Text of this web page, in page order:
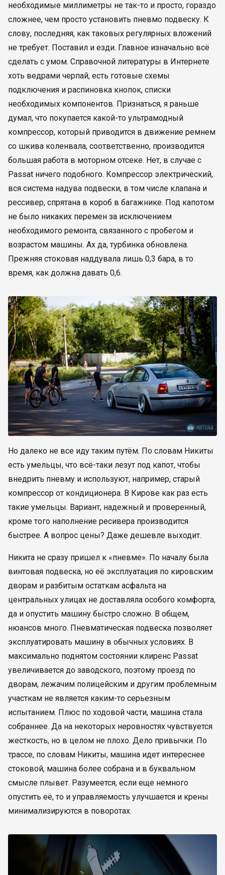
необходимые миллиметры не так-то и просто, гораздо
сложнее, чем просто установить пневмо подвеску. К
слову, последняя, как таковых регулярных вложений
не требует. Поставил и езди. Главное изначально всё
сделать с умом. Справочной литературы в Интернете
хоть ведрами черпай, есть готовые схемы
подключения и распиновка кнопок, списки
необходимых компонентов. Признаться, я раньше
думал, что покупается какой-то ультрамодный
компрессор, который приводится в движение ремнем
со шкива коленвала, соответственно, производится
большая работа в моторном отсеке. Нет, в случае с
Passat ничего подобного. Компрессор электрический,
вся система надува подвески, в том числе клапана и
рессивер, спрятана в короб в багажнике. Под капотом
не было никаких перемен за исключением
необходимого ремонта, связанного с пробегом и
возрастом машины. Ах да, турбинка обновлена.
Прежняя стоковая наддувала лишь 0,3 бара, в то
время, как должна давать 0,6.
Но далеко не все иду таким путём. По словам Никиты
есть умельцы, что всё-таки лезут под капот, чтобы
внедрить пневму и используют, например, старый
компрессор от кондиционера. В Кирове как раз есть
такие умельцы. Вариант, надежный и проверенный,
кроме того наполнение ресивера производится
быстрее. А вопрос цены? Даже дешевле выходит.
Никита не сразу пришел к «пневме». По началу была
винтовая подвеска, но её эксплуатация по кировским
дворам и разбитым остаткам асфальта на
центральных улицах не доставляла особого комфорта,
да и опустить машину быстро сложно. В общем,
нюансов много. Пневматическая подвеска позволяет
эксплуатировать машину в обычных условиях. В
максимально поднятом состоянии клиренс Passat
увеличивается до заводского, поэтому проезд по
дворам, лежачим полицейским и другим проблемным
участкам не является каким-то серьезным
испытанием. Плюс по ходовой части, машина стала
собраннее. Да на некоторых неровностях чувствуется
жесткость, но в целом не плохо. Дело привычки. По
трассе, по словам Никиты, машина идет интереснее
стоковой, машина более собрана и в буквальном
смысле плывет. Разумеется, если еще немного
опустить её, то и управляемость улучшается и крены
минимализируются в поворотах.